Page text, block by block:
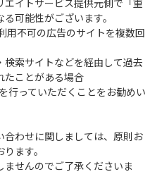
エイトサービス提供元側で「重
可能性がございます。
用不可の広告のサイトを複数回
索サイトなどを経由して過去
たことがある場合
っていただくことをお勧めい
合わせに関しましては、原則お
ます。
せんのでご了承くださいま